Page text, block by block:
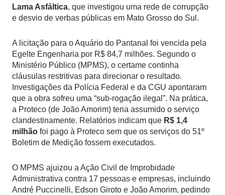
Lama Asfáltica, que investigou uma rede de corrupção
e desvio de verbas públicas em Mato Grosso do Sul.
A licitação para o Aquário do Pantanal foi vencida pela
Egelte Engenharia por R$ 84,7 milhões. Segundo o
Ministério Público (MPMS), o certame continha
cláusulas restritivas para direcionar o resultado.
Investigações da Polícia Federal e da CGU apontaram
que a obra sofreu uma “sub-rogação ilegal”. Na prática,
a Proteco (de João Amorim) teria assumido o serviço
clandestinamente. Relatórios indicam que R$ 1,4
milhãofoi pago à Proteco sem que os serviços do 51º
Boletim de Medição fossem executados.
O MPMS ajuizou a Ação Civil de Improbidade
Administrativa contra 17 pessoas e empresas, incluindo
André Puccinelli, Edson Giroto e João Amorim, pedindo